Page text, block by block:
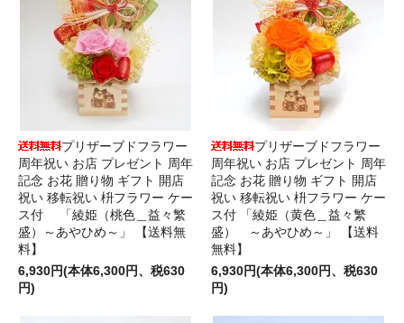
プリザーブドフラワー
周年祝い お店 プレゼント 周年
記念 お花 贈り物 ギフト 開店
祝い 移転祝い 枡フラワー ケー
ス付 「綾姫（桃色＿益々繁
盛）～あやひめ～」 【送料無
料】
6,930円(本体6,300円、税630
円)
プリザーブドフラワー
周年祝い お店 プレゼント 周年
記念 お花 贈り物 ギフト 開店
祝い 移転祝い 枡フラワー ケー
ス付 「綾姫（黄色＿益々繁
盛） ～あやひめ～」 【送料
無料】
6,930円(本体6,300円、税630
円)